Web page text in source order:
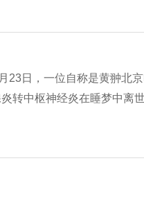
23日，一位自称是黄翀北
转中枢神经炎在睡梦中离